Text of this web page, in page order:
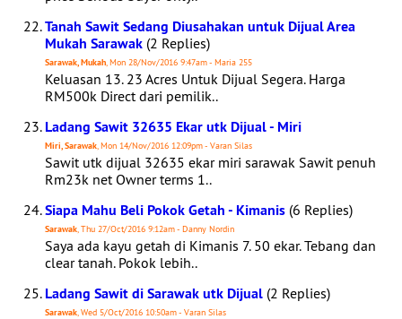
Tanah Sawit Sedang Diusahakan untuk Dijual Area
Mukah Sarawak (2 Replies)
Sarawak, Mukah, Mon 28/Nov/2016 9:47am - Maria 255
Keluasan 13. 23 Acres Untuk Dijual Segera. Harga
RM500k Direct dari pemilik..
Ladang Sawit 32635 Ekar utk Dijual - Miri
Miri, Sarawak, Mon 14/Nov/2016 12:09pm - Varan Silas
Sawit utk dijual 32635 ekar miri sarawak Sawit penuh
Rm23k net Owner terms 1..
Siapa Mahu Beli Pokok Getah - Kimanis (6 Replies)
Sarawak, Thu 27/Oct/2016 9:12am - Danny Nordin
Saya ada kayu getah di Kimanis 7. 50 ekar. Tebang dan
clear tanah. Pokok lebih..
Ladang Sawit di Sarawak utk Dijual (2 Replies)
Sarawak, Wed 5/Oct/2016 10:50am - Varan Silas